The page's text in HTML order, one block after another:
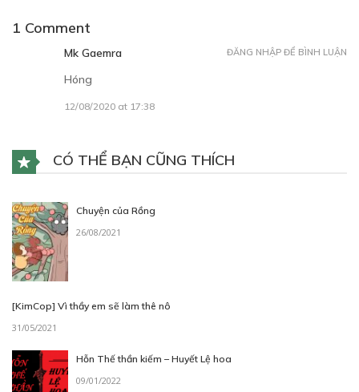
1 Comment
Mk Gaemra
Hóng
12/08/2020 at 17:38
ĐĂNG NHẬP ĐỂ BÌNH LUẬN
CÓ THỂ BẠN CŨNG THÍCH
Chuyện của Rồng
26/08/2021
[KimCop] Vì thầy em sẽ làm thê nô
31/05/2021
Hỗn Thế thần kiếm – Huyết Lệ hoa
09/01/2022